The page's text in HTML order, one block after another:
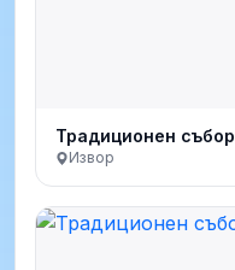
Традиционен събор
Извор